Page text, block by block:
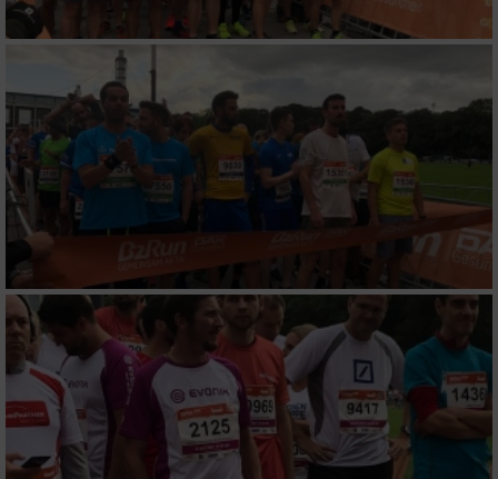
Verwendung reduzierter Daten zur Auswahl
von Inhalten
Verwendung genauer Standortdaten
Geräte anhand von aktiv angeforderten
Informationen identifizieren
Nicht-IAB-Verarbeitungszwecke:
Notwendig
Performance
Funktional